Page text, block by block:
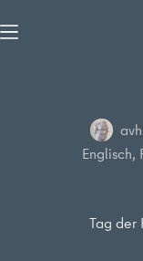
Inhalt
Englisch,
Tag der